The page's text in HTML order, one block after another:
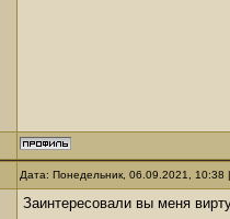
Дата: Понедельник, 06.09.2021,
Заинтересовали вы меня